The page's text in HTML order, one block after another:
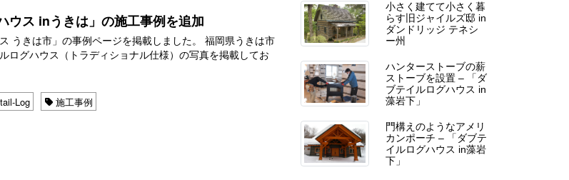
ウス inうきは」の施工事例を追加
うきは市」の事例ページを掲載しました。 福岡県うきは市
ログハウス（トラディショナル仕様）の写真を掲載してお
Log 施工事例
小さく建てて小さく暮
らす旧ジャイルズ邸 in
ダンドリッジ テネシ
ー州
ハンターストーブの薪
ストーブを設置 – 「ダ
ブテイルログハウス in
藻岩下」
門構えのようなアメリ
カンポーチ – 「ダブテ
イルログハウス in藻岩
下」